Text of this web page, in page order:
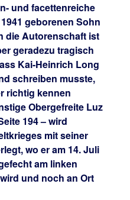
und facettenreiche
geborenen Sohn
die Autorenschaft ist
geradezu tragisch
Kai-Heinrich Long
schreiben musste,
richtig kennen
Obergefreite Luz
194 – wird
mit seiner
wo er am 14. Juli
am linken
und noch an Ort